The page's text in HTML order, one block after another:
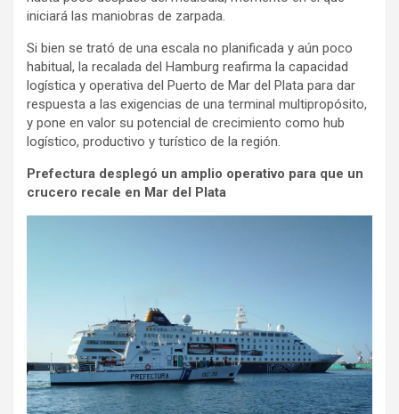
iniciará las maniobras de zarpada.
Si bien se trató de una escala no planificada y aún poco
habitual, la recalada del Hamburg reafirma la capacidad
logística y operativa del Puerto de Mar del Plata para dar
respuesta a las exigencias de una terminal multipropósito,
y pone en valor su potencial de crecimiento como hub
logístico, productivo y turístico de la región.
Prefectura desplegó un amplio operativo para que un
crucero recale en Mar del Plata